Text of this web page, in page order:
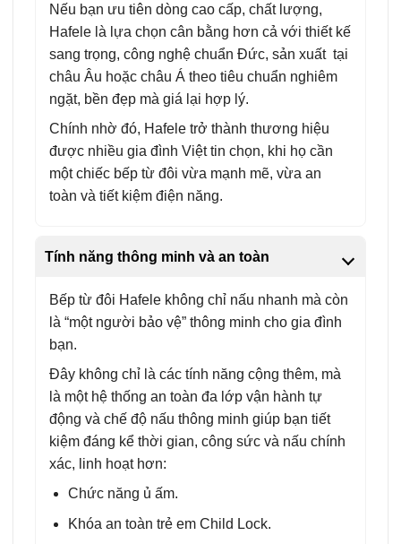
Nếu bạn ưu tiên dòng cao cấp, chất lượng,
Hafele là lựa chọn cân bằng hơn cả với thiết kế
sang trọng, công nghệ chuẩn Đức, sản xuất tại
châu Âu hoặc châu Á theo tiêu chuẩn nghiêm
ngặt, bền đẹp mà giá lại hợp lý.
Chính nhờ đó, Hafele trở thành thương hiệu
được nhiều gia đình Việt tin chọn, khi họ cần
một chiếc bếp từ đôi vừa mạnh mẽ, vừa an
toàn và tiết kiệm điện năng.
Tính năng thông minh và an toàn
Bếp từ đôi Hafele không chỉ nấu nhanh mà còn
là “một người bảo vệ” thông minh cho gia đình
bạn.
Đây không chỉ là các tính năng cộng thêm, mà
là một hệ thống an toàn đa lớp vận hành tự
động và chế độ nấu thông minh giúp bạn tiết
kiệm đáng kể thời gian, công sức và nấu chính
xác, linh hoạt hơn:
Chức năng ủ ấm.
Khóa an toàn trẻ em Child Lock.